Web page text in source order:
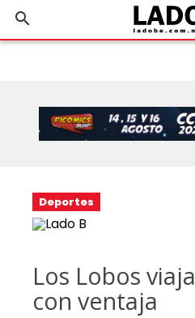
search
Deportes
Los Lobos
con ventaja